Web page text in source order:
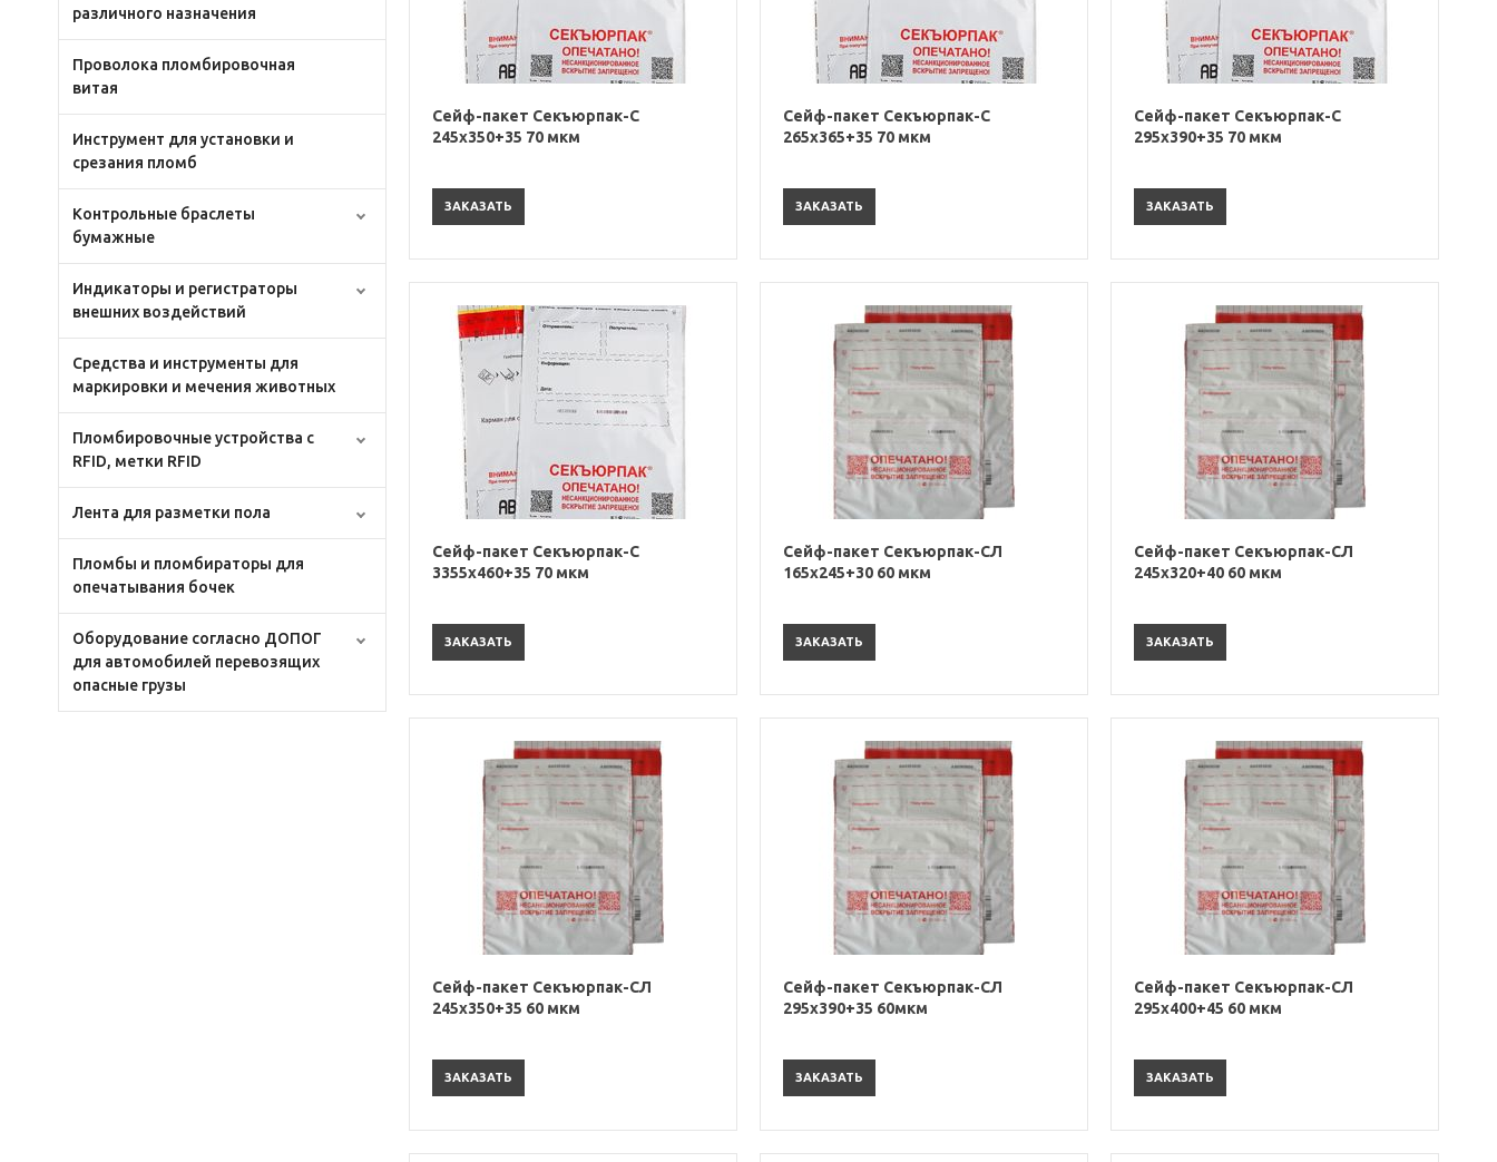
различного назначения
Проволока пломбировочная
витая
Инструмент для установки и
срезания пломб
Контрольные браслеты
бумажные
Индикаторы и регистраторы
внешних воздействий
Средства и инструменты для
маркировки и мечения животных
Пломбировочные устройства с
RFID, метки RFID
Лента для разметки пола
Пломбы и пломбираторы для
опечатывания бочек
Оборудование согласно ДОПОГ
для автомобилей перевозящих
опасные грузы
Сейф-пакет Секъюрпак-С
245х350+35 70 мкм
ЗАКАЗАТЬ
Сейф-пакет Секъюрпак-С
265х365+35 70 мкм
ЗАКАЗАТЬ
Сейф-пакет Секъюрпак-С
295х390+35 70 мкм
ЗАКАЗАТЬ
Сейф-пакет Секъюрпак-С
3355х460+35 70 мкм
ЗАКАЗАТЬ
Сейф-пакет Секъюрпак-СЛ
165х245+30 60 мкм
ЗАКАЗАТЬ
Сейф-пакет Секъюрпак-СЛ
245х320+40 60 мкм
ЗАКАЗАТЬ
Сейф-пакет Секъюрпак-СЛ
245х350+35 60 мкм
ЗАКАЗАТЬ
Сейф-пакет Секъюрпак-СЛ
295х390+35 60мкм
ЗАКАЗАТЬ
Сейф-пакет Секъюрпак-СЛ
295х400+45 60 мкм
ЗАКАЗАТЬ